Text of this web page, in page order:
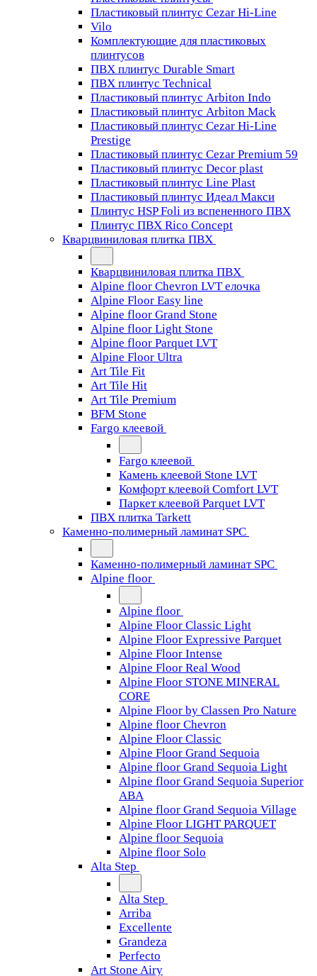
Пластиковый плинтус Cezar Hi-Line
Vilo
Комплектующие для пластиковых
плинтусов
ПВХ плинтус Durable Smart
ПВХ плинтус Technical
Пластиковый плинтус Arbiton Indo
Пластиковый плинтус Arbiton Mack
Пластиковый плинтус Cezar Hi-Line
Prestige
Пластиковый плинтус Cezar Premium 59
Пластиковый плинтус Decor plast
Пластиковый плинтус Line Plast
Пластиковый плинтус Идеал Макси
Плинтус HSP Foli из вспененного ПВХ
Плинтус ПВХ Rico Concept
Кварцвиниловая плитка ПВХ
Кварцвиниловая плитка ПВХ
Alpine floor Chevron LVT елочка
Alpine Floor Easy line
Alpine floor Grand Stone
Alpine floor Light Stone
Alpine floor Parquet LVT
Alpine Floor Ultra
Art Tile Fit
Art Tile Hit
Art Tile Premium
BFM Stone
Fargo клеевой
Fargo клеевой
Камень клеевой Stone LVT
Комфорт клеевой Comfort LVT
Паркет клеевой Parquet LVT
ПВХ плитка Tarkett
Каменно-полимерный ламинат SPC
Каменно-полимерный ламинат SPC
Alpine floor
Alpine floor
Alpine Floor Classic Light
Alpine Floor Expressive Parquet
Alpine Floor Intense
Alpine Floor Real Wood
Alpine Floor STONE MINERAL
CORE
Alpine Floor by Classen Pro Nature
Alpine floor Chevron
Alpine Floor Classic
Alpine Floor Grand Sequoia
Alpine floor Grand Sequoia Light
Alpine floor Grand Sequoia Superior
ABA
Alpine floor Grand Sequoia Village
Alpine Floor LIGHT PARQUET
Alpine floor Sequoia
Alpine floor Solo
Alta Step
Alta Step
Arriba
Excellente
Grandeza
Perfecto
Art Stone Airy